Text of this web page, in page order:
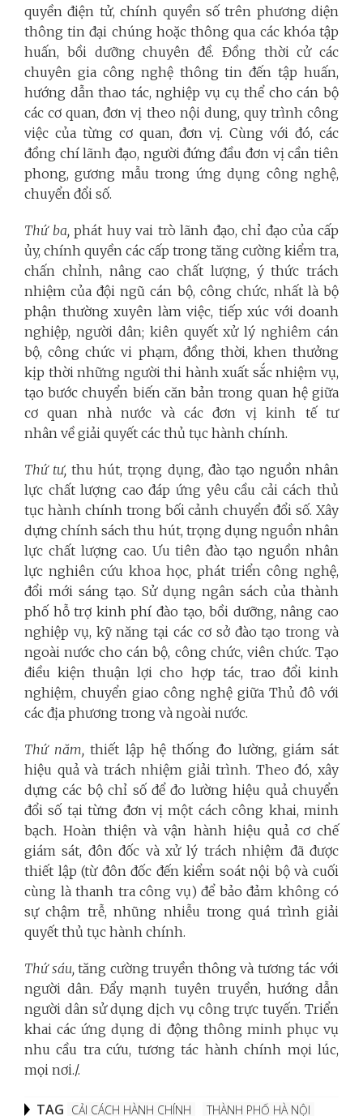
quyền điện tử, chính quyền số trên phương diện
thông tin đại chúng hoặc thông qua các khóa tập
huấn, bồi dưỡng chuyên đề. Đồng thời cử các
chuyên gia công nghệ thông tin đến tập huấn,
hướng dẫn thao tác, nghiệp vụ cụ thể cho cán bộ
các cơ quan, đơn vị theo nội dung, quy trình công
việc của từng cơ quan, đơn vị. Cùng với đó, các
đồng chí lãnh đạo, người đứng đầu đơn vị cần tiên
phong, gương mẫu trong ứng dụng công nghệ,
chuyển đổi số.
Thứ ba,phát huy vai trò lãnh đạo, chỉ đạo của cấp
ủy, chính quyền các cấp trong tăng cường kiểm tra,
chấn chỉnh, nâng cao chất lượng, ý thức trách
nhiệm của đội ngũ cán bộ, công chức, nhất là bộ
phận thường xuyên làm việc, tiếp xúc với doanh
nghiệp, người dân; kiên quyết xử lý nghiêm cán
bộ, công chức vi phạm, đồng thời, khen thưởng
kịp thời những người thi hành xuất sắc nhiệm vụ,
tạo bước chuyển biến căn bản trong quan hệ giữa
cơ quan nhà nước và các đơn vị kinh tế tư
nhân về giải quyết các thủ tục hành chính.
Thứ tư, thu hút, trọng dụng, đào tạo nguồn nhân
lực chất lượng cao đáp ứng yêu cầu cải cách thủ
tục hành chính trong bối cảnh chuyển đổi số. Xây
dựng chính sách thu hút, trọng dụng nguồn nhân
lực chất lượng cao. Ưu tiên đào tạo nguồn nhân
lực nghiên cứu khoa học, phát triển công nghệ,
đổi mới sáng tạo. Sử dụng ngân sách của thành
phố hỗ trợ kinh phí đào tạo, bồi dưỡng, nâng cao
nghiệp vụ, kỹ năng tại các cơ sở đào tạo trong và
ngoài nước cho cán bộ, công chức, viên chức. Tạo
điều kiện thuận lợi cho hợp tác, trao đổi kinh
nghiệm, chuyển giao công nghệ giữa Thủ đô với
các địa phương trong và ngoài nước.
Thứ năm, thiết lập hệ thống đo lường, giám sát
hiệu quả và trách nhiệm giải trình. Theo đó, xây
dựng các bộ chỉ số để đo lường hiệu quả chuyển
đổi số tại từng đơn vị một cách công khai, minh
bạch. Hoàn thiện và vận hành hiệu quả cơ chế
giám sát, đôn đốc và xử lý trách nhiệm đã được
thiết lập (từ đôn đốc đến kiểm soát nội bộ và cuối
cùng là thanh tra công vụ) để bảo đảm không có
sự chậm trễ, nhũng nhiễu trong quá trình giải
quyết thủ tục hành chính.
Thứ sáu, tăng cường truyền thông và tương tác với
người dân. Đẩy mạnh tuyên truyền, hướng dẫn
người dân sử dụng dịch vụ công trực tuyến. Triển
khai các ứng dụng di động thông minh phục vụ
nhu cầu tra cứu, tương tác hành chính mọi lúc,
mọi nơi./.
TAG CẢI CÁCH HÀNH CHÍNH THÀNH PHỐ HÀ NỘI